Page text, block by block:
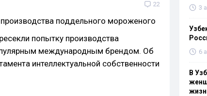
22
попытку производства
международным брендом. Об
интеллектуальной собственности
3
6
В